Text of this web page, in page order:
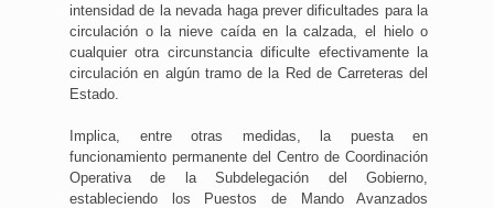
intensidad de la nevada haga prever dificultades para la
circulación o la nieve caída en la calzada, el hielo o
cualquier otra circunstancia dificulte efectivamente la
circulación en algún tramo de la Red de Carreteras del
Estado.
Implica, entre otras medidas, la puesta en
funcionamiento permanente del Centro de Coordinación
Operativa de la Subdelegación del Gobierno,
estableciendo los Puestos de Mando Avanzados